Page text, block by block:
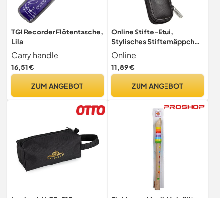
TGI Recorder Flötentasche,
Lila
Carry handle
16,51 €
ZUM ANGEBOT
Online Stifte-Etui,
Stylisches Stiftemäppchen
mit Reißverschluss, mit 2
Stift-Schlaufen, Tasche für
Kugelschreiber, Füller,
für Schule, Uni & Büro
Online
11,89 €
ZUM ANGEBOT